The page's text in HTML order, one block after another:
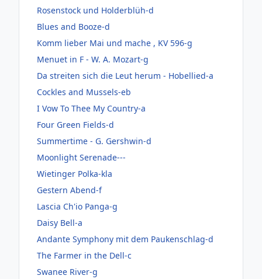
Rosenstock und Holderblüh-d
Blues and Booze-d
Komm lieber Mai und mache , KV 596-g
Menuet in F - W. A. Mozart-g
Da streiten sich die Leut herum - Hobellied-a
Cockles and Mussels-eb
I Vow To Thee My Country-a
Four Green Fields-d
Summertime - G. Gershwin-d
Moonlight Serenade---
Wietinger Polka-kla
Gestern Abend-f
Lascia Ch'io Panga-g
Daisy Bell-a
Andante Symphony mit dem Paukenschlag-d
The Farmer in the Dell-c
Swanee River-g